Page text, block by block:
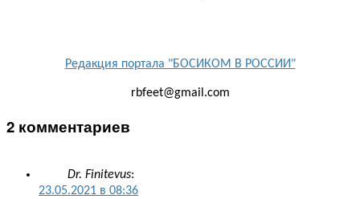
Редакция портала "БОСИКОМ В РОССИИ"
rbfeet@gmail.com
2 комментариев
Dr. Finitevus:
23.05.2021 в 08:36